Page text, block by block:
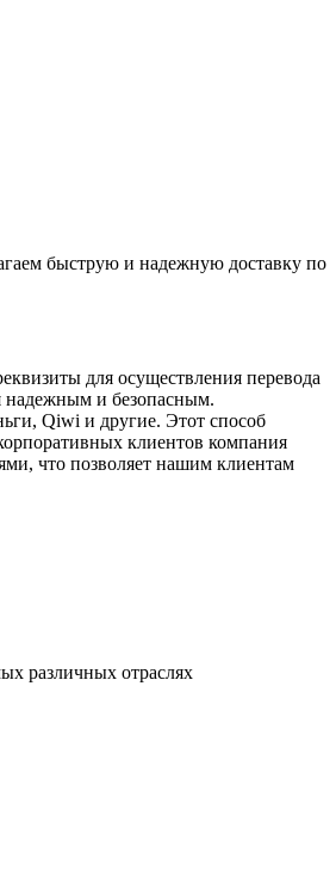
быструю и надежную доставку по
для осуществления перевода
надежным и безопасным.
Qiwi и другие. Этот способ
клиентов компания
что позволяет нашим клиентам
различных отраслях